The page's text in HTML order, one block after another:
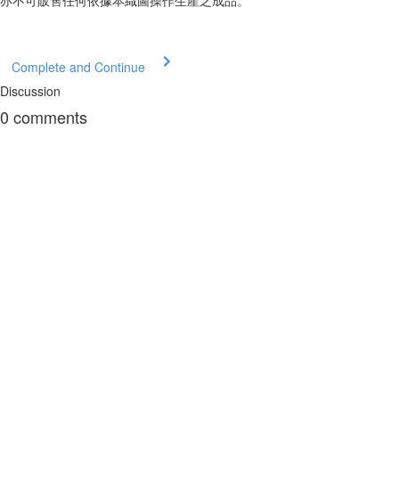
Complete and Continue
Discussion
0 comments